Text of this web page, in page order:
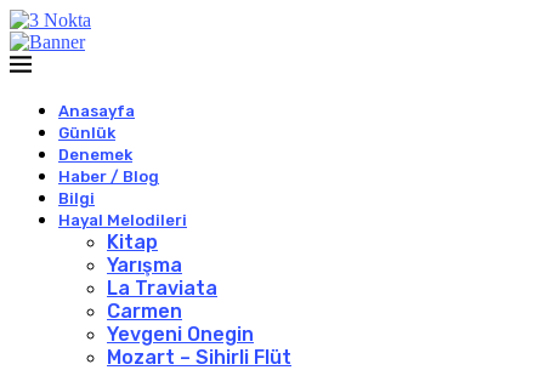
Anasayfa
Günlük
Denemek
Haber / Blog
Bilgi
Hayal Melodileri
Kitap
Yarışma
La Traviata
Carmen
Yevgeni Onegin
Mozart – Sihirli Flüt